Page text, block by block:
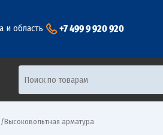
и область +7 499 9 920 920
/Высоковольтная арматура